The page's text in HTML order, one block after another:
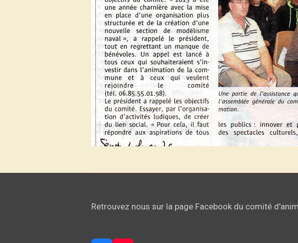
Retrouvez nous sur la page Facebook du comité